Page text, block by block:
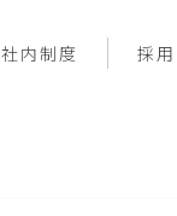
社内制度 採用